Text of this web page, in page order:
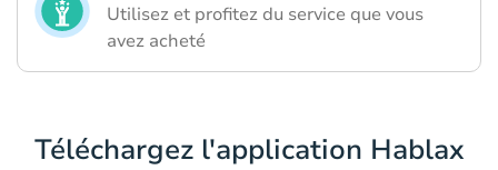
Utilisez et profitez du service que vous
avez acheté
Téléchargez l'application Hablax